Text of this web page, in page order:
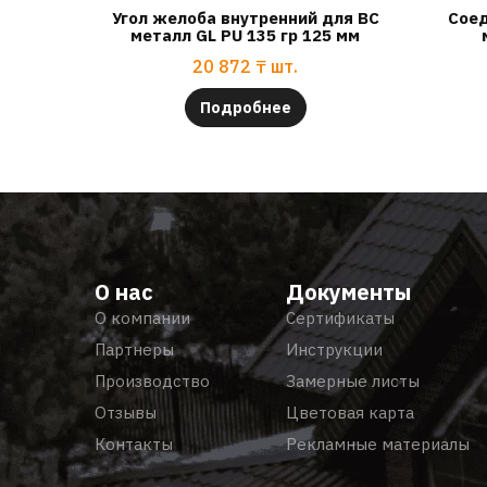
Угол желоба внутренний для ВС
металл GL PU 135 гр 125 мм
20 872 ₸ шт.
Подробнее
О нас
О компании
Партнеры
Производство
Отзывы
Контакты
Документы
Сертификаты
Инструкции
Замерные листы
Цветовая карта
Рекламные материалы